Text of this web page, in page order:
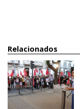
Relacionados